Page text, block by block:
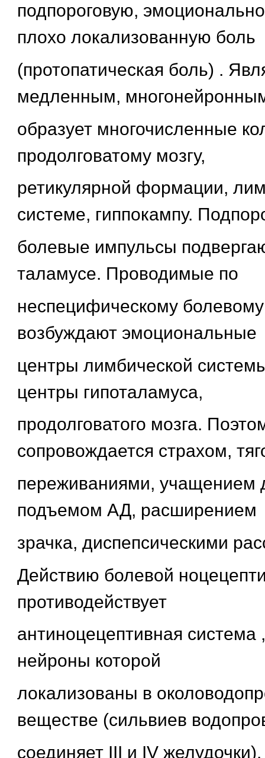
подпороговую,
плохо локализованную боль
(протопатическая боль) .
медленным,
образует многочисленные
продолговатому мозгу,
ретикулярной формации,
системе, гиппокампу.
болевые импульсы
таламусе. Проводимые по
неспецифическому
возбуждают эмоциональные
центры лимбической
центры гипоталамуса,
продолговатого мозга.
сопровождается страхом,
переживаниями, учащением
подъемом АД, расширением
зрачка, диспепсическими
Действию болевой
противодействует
антиноцецептивная система
нейроны которой
локализованы в
веществе (сильвиев
соединяет III и IV